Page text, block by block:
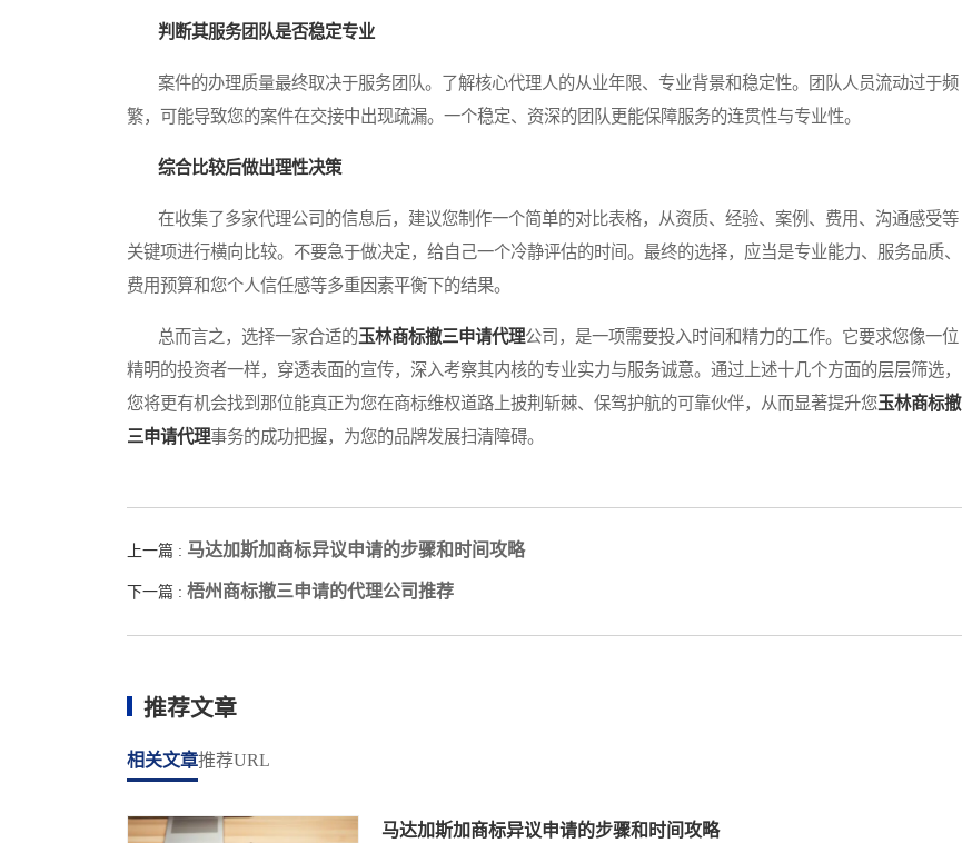
判断其服务团队是否稳定专业
案件的办理质量最终取决于服务团队。了解核心代理人的从业年限、专业背景和稳定性。团队人员流动过于频
繁，可能导致您的案件在交接中出现疏漏。一个稳定、资深的团队更能保障服务的连贯性与专业性。
综合比较后做出理性决策
在收集了多家代理公司的信息后，建议您制作一个简单的对比表格，从资质、经验、案例、费用、沟通感受等
关键项进行横向比较。不要急于做决定，给自己一个冷静评估的时间。最终的选择，应当是专业能力、服务品质、
费用预算和您个人信任感等多重因素平衡下的结果。
总而言之，选择一家合适的玉林商标撤三申请代理公司，是一项需要投入时间和精力的工作。它要求您像一位
精明的投资者一样，穿透表面的宣传，深入考察其内核的专业实力与服务诚意。通过上述十几个方面的层层筛选，
您将更有机会找到那位能真正为您在商标维权道路上披荆斩棘、保驾护航的可靠伙伴，从而显著提升您玉林商标撤
三申请代理事务的成功把握，为您的品牌发展扫清障碍。
上一篇 : 马达加斯加商标异议申请的步骤和时间攻略
下一篇 : 梧州商标撤三申请的代理公司推荐
推荐文章
相关文章推荐URL
马达加斯加商标异议申请的步骤和时间攻略